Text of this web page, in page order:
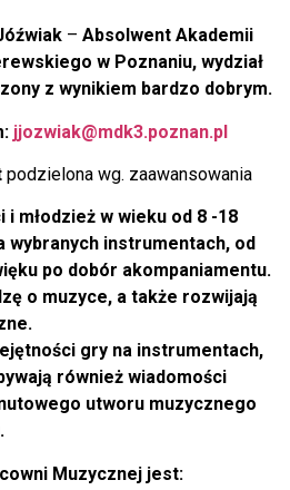
– Absolwent Akademii
w Poznaniu, wydział
z wynikiem bardzo dobrym.
jjozwiak@mdk3.poznan.pl
podzielona wg. zaawansowania
młodzież w wieku od 8 -18
wybranych instrumentach, od
po dobór akompaniamentu.
o muzyce, a także rozwijają
gry na instrumentach,
również wiadomości
utworu muzycznego
Muzycznej jest: